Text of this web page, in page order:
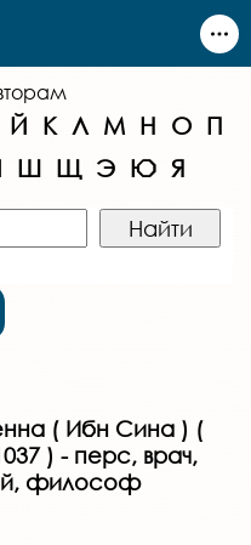
Й К Л М Н О П
Ш Щ Э Ю Я
( Ибн Сина ) (
) - перс, врач,
философ